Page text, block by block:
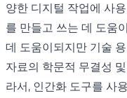
양한 디지털 작업에 사
를 만들고 쓰는 데 도움
데 도움이되지만 기술
자료의 학문적 무결성
라서, 인간화 도구를 사